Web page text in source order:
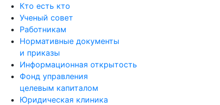
Кто есть кто
Ученый совет
Работникам
Нормативные документы
и приказы
Информационная открытость
Фонд управления
целевым капиталом
Юридическая клиника